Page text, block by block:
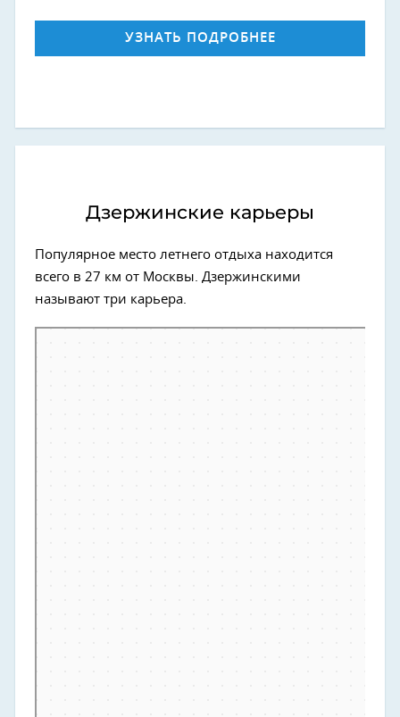
УЗНАТЬ ПОДРОБНЕЕ
Дзержинские карьеры
Популярное место летнего отдыха находится
всего в 27 км от Москвы. Дзержинскими
называют три карьера.